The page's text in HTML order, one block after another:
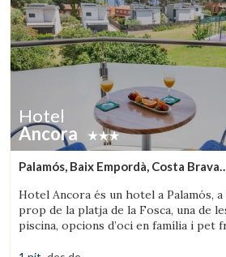
Hotel
Ancora
Palamós, Baix Empordà, Costa Brava
Hotel Ancora és un hotel a Palamós, a
prop de la platja de la Fosca, una de
piscina, opcions d’oci en família i pet